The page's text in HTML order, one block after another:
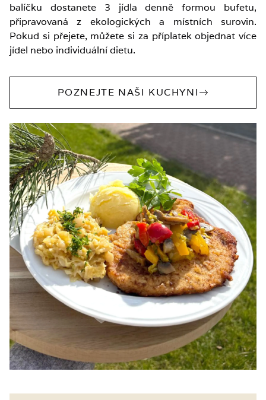
balíčku dostanete 3 jídla denně formou bufetu,
připravovaná z ekologických a místních surovin.
Pokud si přejete, můžete si za příplatek objednat více
jídel nebo individuální dietu.
POZNEJTE NAŠI KUCHYNI